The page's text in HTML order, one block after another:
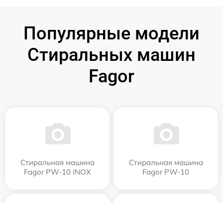
Популярные модели
Стиральных машин
Fagor
Стиральная машина
Fagor PW-10 INOX
Стиральная машина
Fagor PW-10